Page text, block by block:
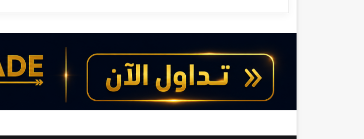
و
ه
س
ا
ل
ت
د
ط
ا